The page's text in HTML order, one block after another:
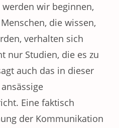
wir beginnen,
die wissen,
verhalten sich
nur Studien, die es zu
auch das in dieser
Eine faktisch
der Kommunikation